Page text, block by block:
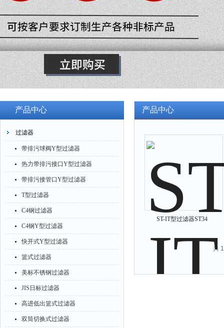
产品中心
过滤器
带排污球阀Y型过滤器
热力带排污接口Y型过滤器
带排污接管口Y型过滤器
T型过滤器
C4钢过滤器
C4钢Y型过滤器
快开式Y型过滤器
篮式过滤器
美标不锈钢过滤器
JIS日标过滤器
高进低出篮式过滤器
双筒切换式过滤器
产品中心
ST-IT型过滤器ST34
共